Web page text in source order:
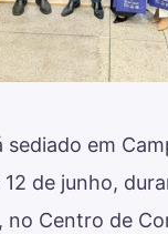
em
12 de junho,
no Centro de